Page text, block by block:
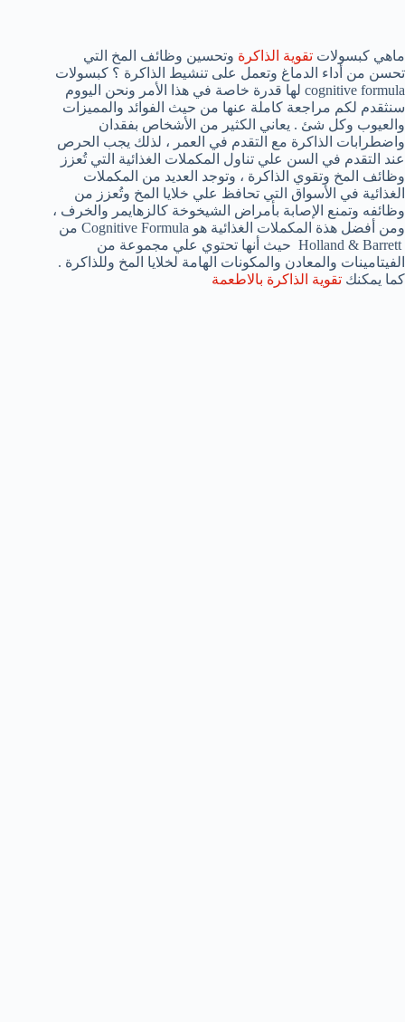
ماهي كبسولات تقوية الذاكرة وتحسين وظائف المخ التي
تحسن من أداء الدماغ وتعمل على تنشيط الذاكرة ؟ كبسولات
cognitive formula لها قدرة خاصة في هذا الأمر ونحن اليووم
سنثقدم لكم مراجعة كاملة عنها من حيث الفوائد والمميزات
والعيوب وكل شئ . يعاني الكثير من الأشخاص بفقدان
واضطرابات الذاكرة مع التقدم في العمر ، لذلك يجب الحرص
عند التقدم في السن علي تناول المكملات الغذائية التي تُعزز
وظائف المخ وتقوي الذاكرة ، وتوجد العديد من المكملات
الغذائية في الأسواق التي تحافظ علي خلايا المخ وتُعزز من
وظائفه وتمنع الإصابة بأمراض الشيخوخة كالزهايمر والخرف ،
ومن أفضل هذة المكملات الغذائية هو Cognitive Formula من
Holland & Barrett حيث أنها تحتوي علي مجموعة من
الفيتامينات والمعادن والمكونات الهامة لخلايا المخ وللذاكرة .
كما يمكنك تقوية الذاكرة بالاطعمة